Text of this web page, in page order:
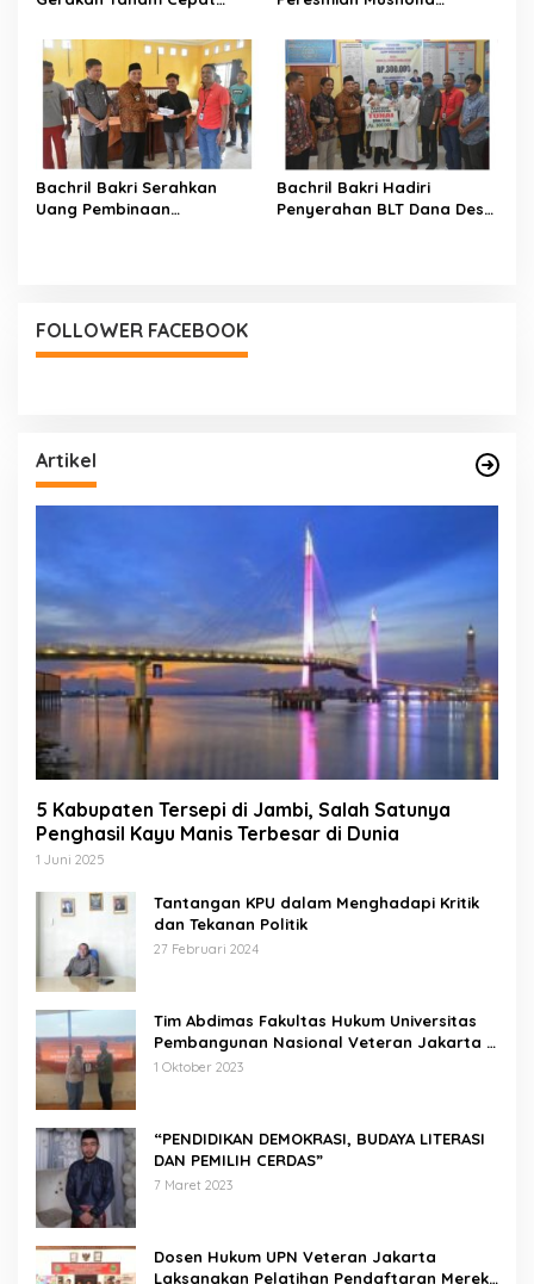
Laboratorium Inflasi
Daerah
Alquran Di SDN 64/VII Suka
Sari
Bachril Bakri Serahkan
Uang Pembinaan
Bachril Bakri Hadiri
Penyerahan BLT Dana Desa
FOLLOWER FACEBOOK
Artikel
5 Kabupaten Tersepi di Jambi, Salah Satunya
Penghasil Kayu Manis Terbesar di Dunia
1 Juni 2025
Tantangan KPU dalam Menghadapi Kritik
dan Tekanan Politik
27 Februari 2024
Tim Abdimas Fakultas Hukum Universitas
Pembangunan Nasional Veteran Jakarta
Melakukan Pendampingan dan
1 Oktober 2023
“PENDIDIKAN DEMOKRASI, BUDAYA LITERASI
DAN PEMILIH CERDAS”
7 Maret 2023
Dosen Hukum UPN Veteran Jakarta
Laksanakan Pelatihan Pendaftaran Merek